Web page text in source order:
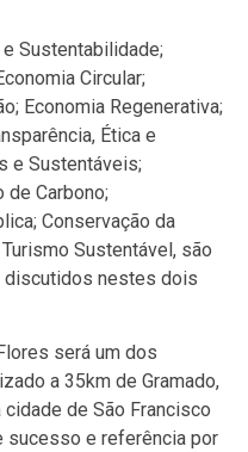
Sustentabilidade;
Circular;
Economia Regenerativa;
Ética e
e Sustentáveis;
de Carbono;
Conservação da
Sustentável, são
discutidos nestes dois
será um dos
a 35km de Gramado,
de São Francisco
sucesso e referência por